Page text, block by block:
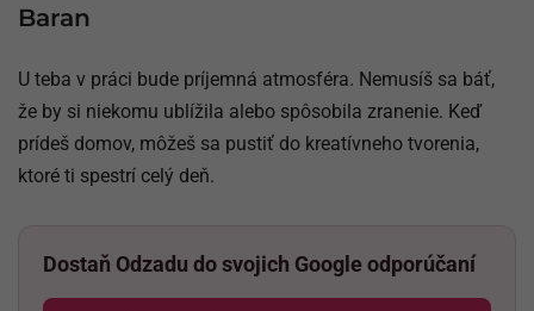
Baran
U teba v práci bude príjemná atmosféra. Nemusíš sa báť,
že by si niekomu ublížila alebo spôsobila zranenie. Keď
prídeš domov, môžeš sa pustiť do kreatívneho tvorenia,
ktoré ti spestrí celý deň.
Dostaň Odzadu do svojich Google odporúčaní